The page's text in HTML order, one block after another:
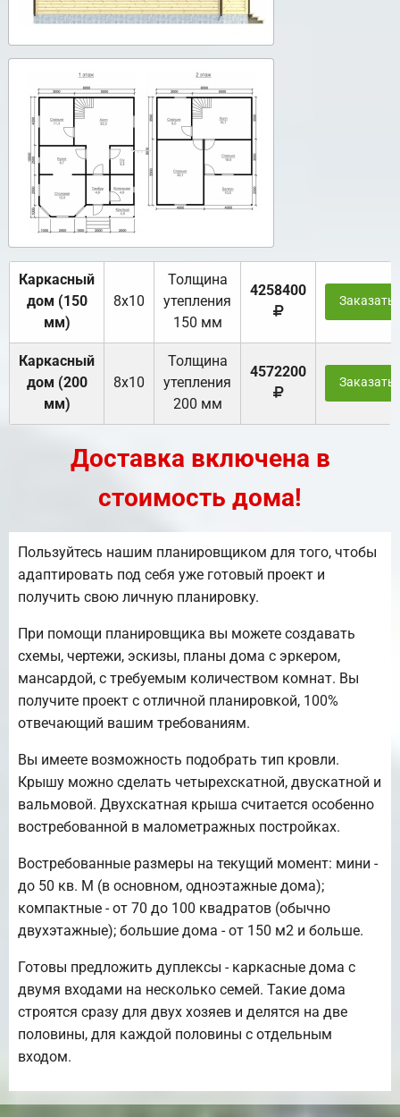
Каркасный
дом (150
мм)
8х10
Толщина
утепления
150 мм
4258400
Заказать
Каркасный
дом (200
мм)
8х10
Толщина
утепления
200 мм
4572200
Заказать
Доставка включена в
стоимость дома!
Пользуйтесь нашим планировщиком для того, чтобы
адаптировать под себя уже готовый проект и
получить свою личную планировку.
При помощи планировщика вы можете создавать
схемы, чертежи, эскизы, планы дома с эркером,
мансардой, с требуемым количеством комнат. Вы
получите проект с отличной планировкой, 100%
отвечающий вашим требованиям.
Вы имеете возможность подобрать тип кровли.
Крышу можно сделать четырехскатной, двускатной и
вальмовой. Двухскатная крыша считается особенно
востребованной в малометражных постройках.
Востребованные размеры на текущий момент: мини -
до 50 кв. М (в основном, одноэтажные дома);
компактные - от 70 до 100 квадратов (обычно
двухэтажные); большие дома - от 150 м2 и больше.
Готовы предложить дуплексы - каркасные дома с
двумя входами на несколько семей. Такие дома
строятся сразу для двух хозяев и делятся на две
половины, для каждой половины с отдельным
входом.